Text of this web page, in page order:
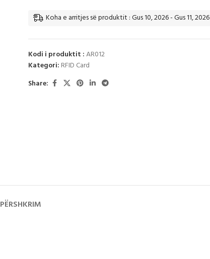
Koha e arritjes së produktit : Gus 10, 2026 - Gus 11, 2026
Kodi i produktit :AR012
Kategori: RFID Card
Share:
PËRSHKRIM